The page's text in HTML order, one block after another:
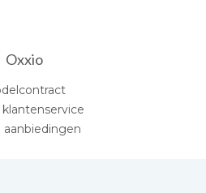
Oxxio
aanbiedingen